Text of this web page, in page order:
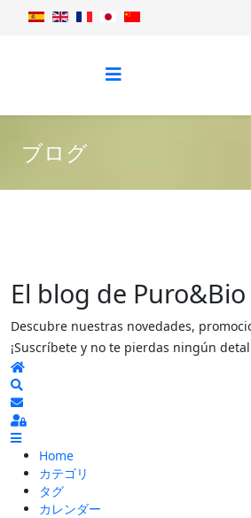
ブログ
El blog de Puro&Bio
Descubre nuestras novedades,
¡Suscríbete y no te pierdas ningún
Home
ブログの更新を購読
Sign In
Home
カテゴリ
タグ
カレンダー